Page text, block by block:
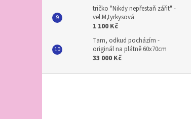
tričko "Nikdy nepřestaň zářit" -
vel.M,tyrkysová
1 100 Kč
Tam, odkud pocházím -
originál na plátně 60x70cm
33 000 Kč